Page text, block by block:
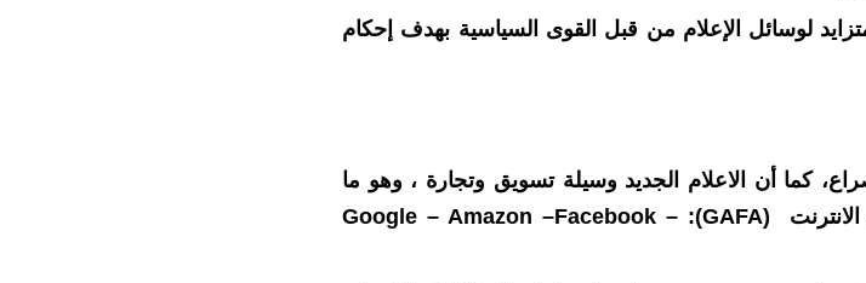
لوسائل الإعلام من قبل القوى السياسية بهدف إحكام
كما أن الاعلام الجديد وسيلة تسويق وتجارة ، وهو ما
(GAFA)
:
Google – Amazon –Facebook –